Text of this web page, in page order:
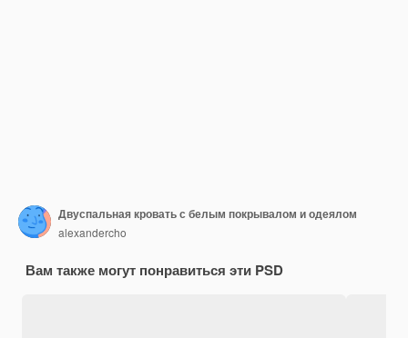
Двуспальная кровать с белым покрывалом и одеялом
alexandercho
Вам также могут понравиться эти PSD